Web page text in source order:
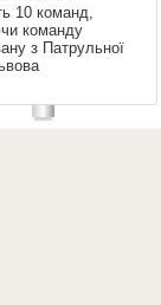
10 команд,
команду
з Патрульної